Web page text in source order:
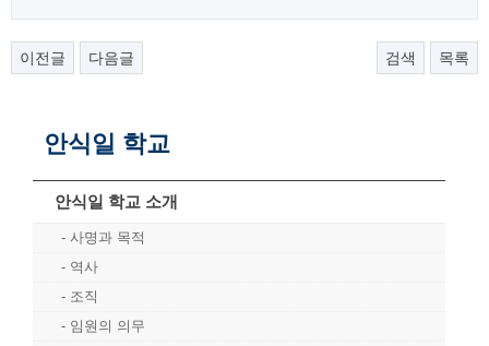
이전글 다음글 검색 목록
안식일 학교
안식일 학교 소개
사명과 목적
역사
조직
임원의 의무